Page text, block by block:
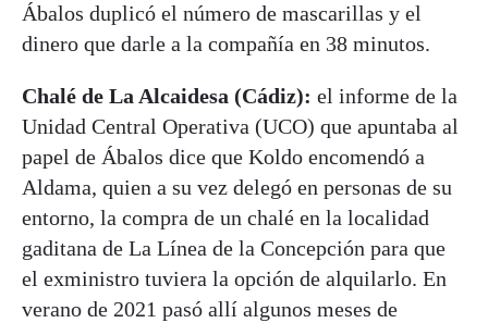
Ábalos duplicó el número de mascarillas y el
dinero que darle a la compañía en 38 minutos.
Chalé de La Alcaidesa (Cádiz): el informe de la
Unidad Central Operativa (UCO) que apuntaba al
papel de Ábalos dice que Koldo encomendó a
Aldama, quien a su vez delegó en personas de su
entorno, la compra de un chalé en la localidad
gaditana de La Línea de la Concepción para que
el exministro tuviera la opción de alquilarlo. En
verano de 2021 pasó allí algunos meses de